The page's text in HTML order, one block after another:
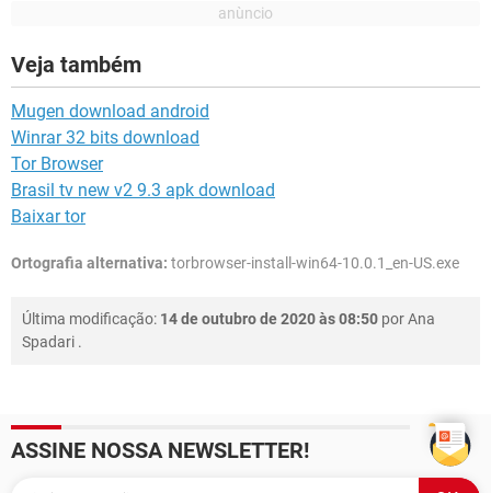
Veja também
Mugen download android
Winrar 32 bits download
Tor Browser
Brasil tv new v2 9.3 apk download
Baixar tor
Ortografia alternativa: torbrowser-install-win64-10.0.1_en-US.exe
Última modificação: 14 de outubro de 2020 às 08:50 porAna
Spadari .
ASSINE NOSSA NEWSLETTER!